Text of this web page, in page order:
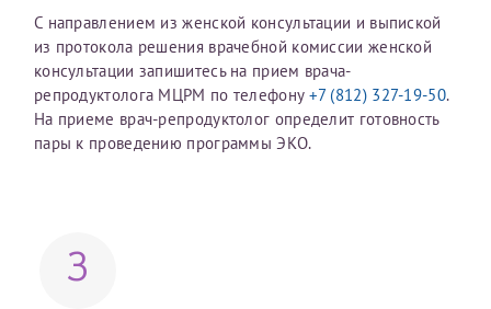
С направлением из женской консультации и выпиской
из протокола решения врачебной комиссии женской
консультации запишитесь на прием врача-
репродуктолога МЦРМ по телефону +7 (812) 327-19-50.
На приеме врач-репродуктолог определит готовность
пары к проведению программы ЭКО.
3
Фамилия*
Имя*
ИНН Налогоплательщика*